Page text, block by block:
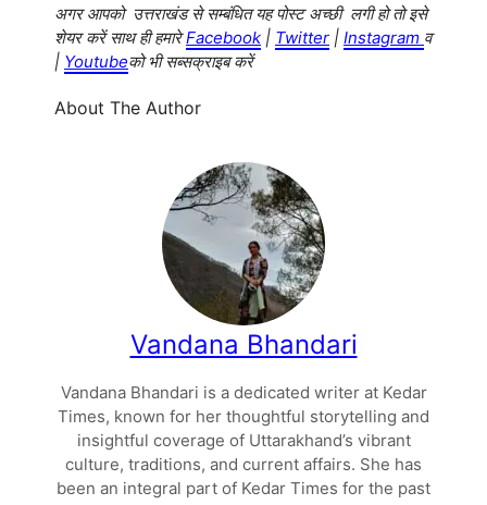
अगर आपको उत्तराखंड से सम्बंधित यह पोस्ट अच्छी लगी हो तो इसे
शेयर करें साथ ही हमारेFacebook | Twitter | Instagram व
| Youtubeको भी सब्सक्राइब करें
About The Author
Vandana Bhandari
Vandana Bhandari is a dedicated writer at Kedar
Times, known for her thoughtful storytelling and
insightful coverage of Uttarakhand’s vibrant
culture, traditions, and current affairs. She has
been an integral part of Kedar Times for the past